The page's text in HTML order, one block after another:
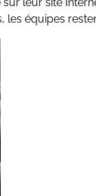
les équipes